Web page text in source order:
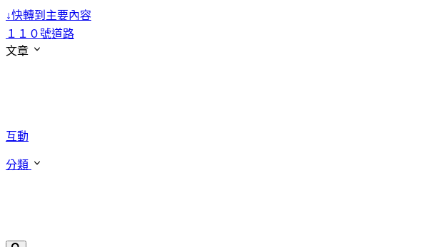
↓快轉到主要內容
１１０號道路
文章
互動
分類